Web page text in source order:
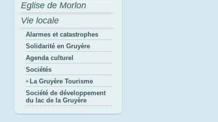
Eglise de Morlon
Vie locale
Alarmes et catastrophes
Solidarité en Gruyère
Agenda culturel
Sociétés
La Gruyère Tourisme
Société de développement
du lac de la Gruyère